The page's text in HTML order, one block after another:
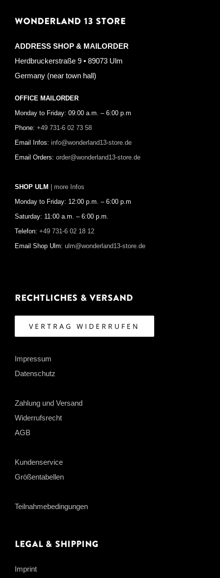
WONDERLAND 13 STORE
ADDRESS SHOP & MAILORDER
Herdbruckerstraße 9 • 89073 Ulm
Germany (near town hall)
OFFICE MAILORDER
Monday to Friday: 09:00 a.m. – 6:00 p.m
Phone: +49 731-6 02 73 58
Email Infos: info@wonderland13-store.de
Email Orders: order@wonderland13-store.de
SHOP ULM | more Infos
Monday to Friday: 12:00 p.m. – 6:00 p.m
Saturday: 11:00 a.m. – 6:00 p.m.
Telefon: +49 731-6 02 18 12
Email Shop Ulm: ulm@wonderland13-store.de
Rechtliches & Versand
VERTRAG WIDERRUFEN
Impressum
Datenschutz
Zahlung und Versand
Widerrufsrecht
AGB
Kundenservice
Größentabellen
Teilnahmebedingungen
Legal & Shipping
Imprint